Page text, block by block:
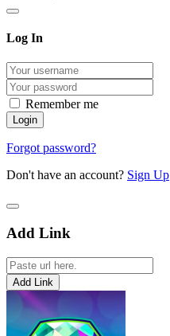
Log In
Remember me
Forgot password?
Don't have an account? Sign Up
Add Link
Add Link